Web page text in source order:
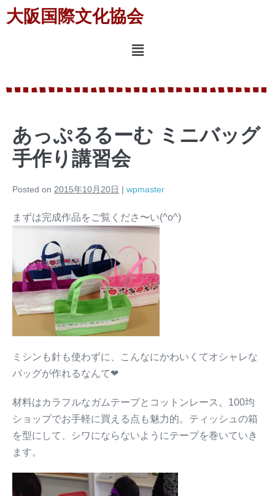
大阪国際文化協会
あっぷるるーむ ミニバッグ
手作り講習会
Posted on 2015年10月20日 | wpmaster
まずは完成作品をご覧くださ〜い(^o^)
ミシンも針も使わずに、こんなにかわいくてオシャレな
バッグが作れるなんて❤︎
材料はカラフルなガムテープとコットンレース。100均
ショップでお手軽に買える点も魅力的。ティッシュの箱
を型にして、シワにならないようにテープを巻いていき
ます。